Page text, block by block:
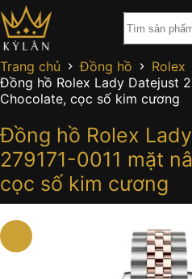
Chuyển
đến
phần
nội
dung
Trang chủ Đồng hồ Rolex
Đồng hồ Rolex Lady Datejust
Chocolate, cọc số kim cương
Đồng hồ Rolex
279171-0011 mặt
cọc số kim cương